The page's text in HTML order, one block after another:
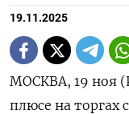
19.11.2025
МОСКВА, 19 ноя
плюсе на торгах